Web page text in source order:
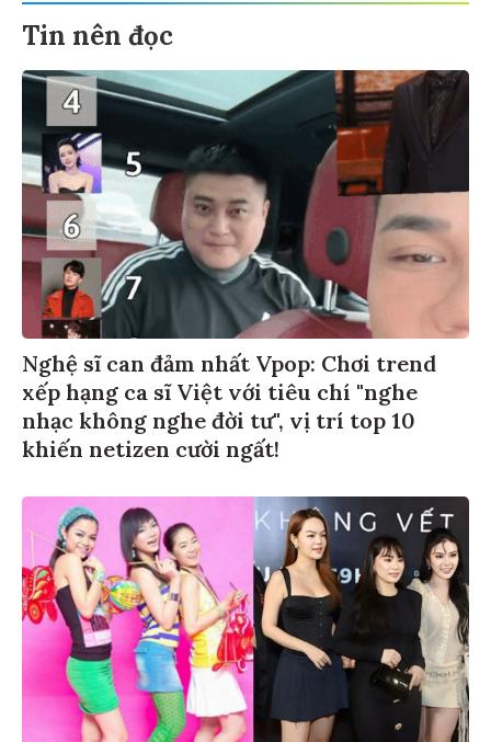
Tin nên đọc
Nghệ sĩ can đảm nhất Vpop: Chơi trend
xếp hạng ca sĩ Việt với tiêu chí "nghe
nhạc không nghe đời tư", vị trí top 10
khiến netizen cười ngất!